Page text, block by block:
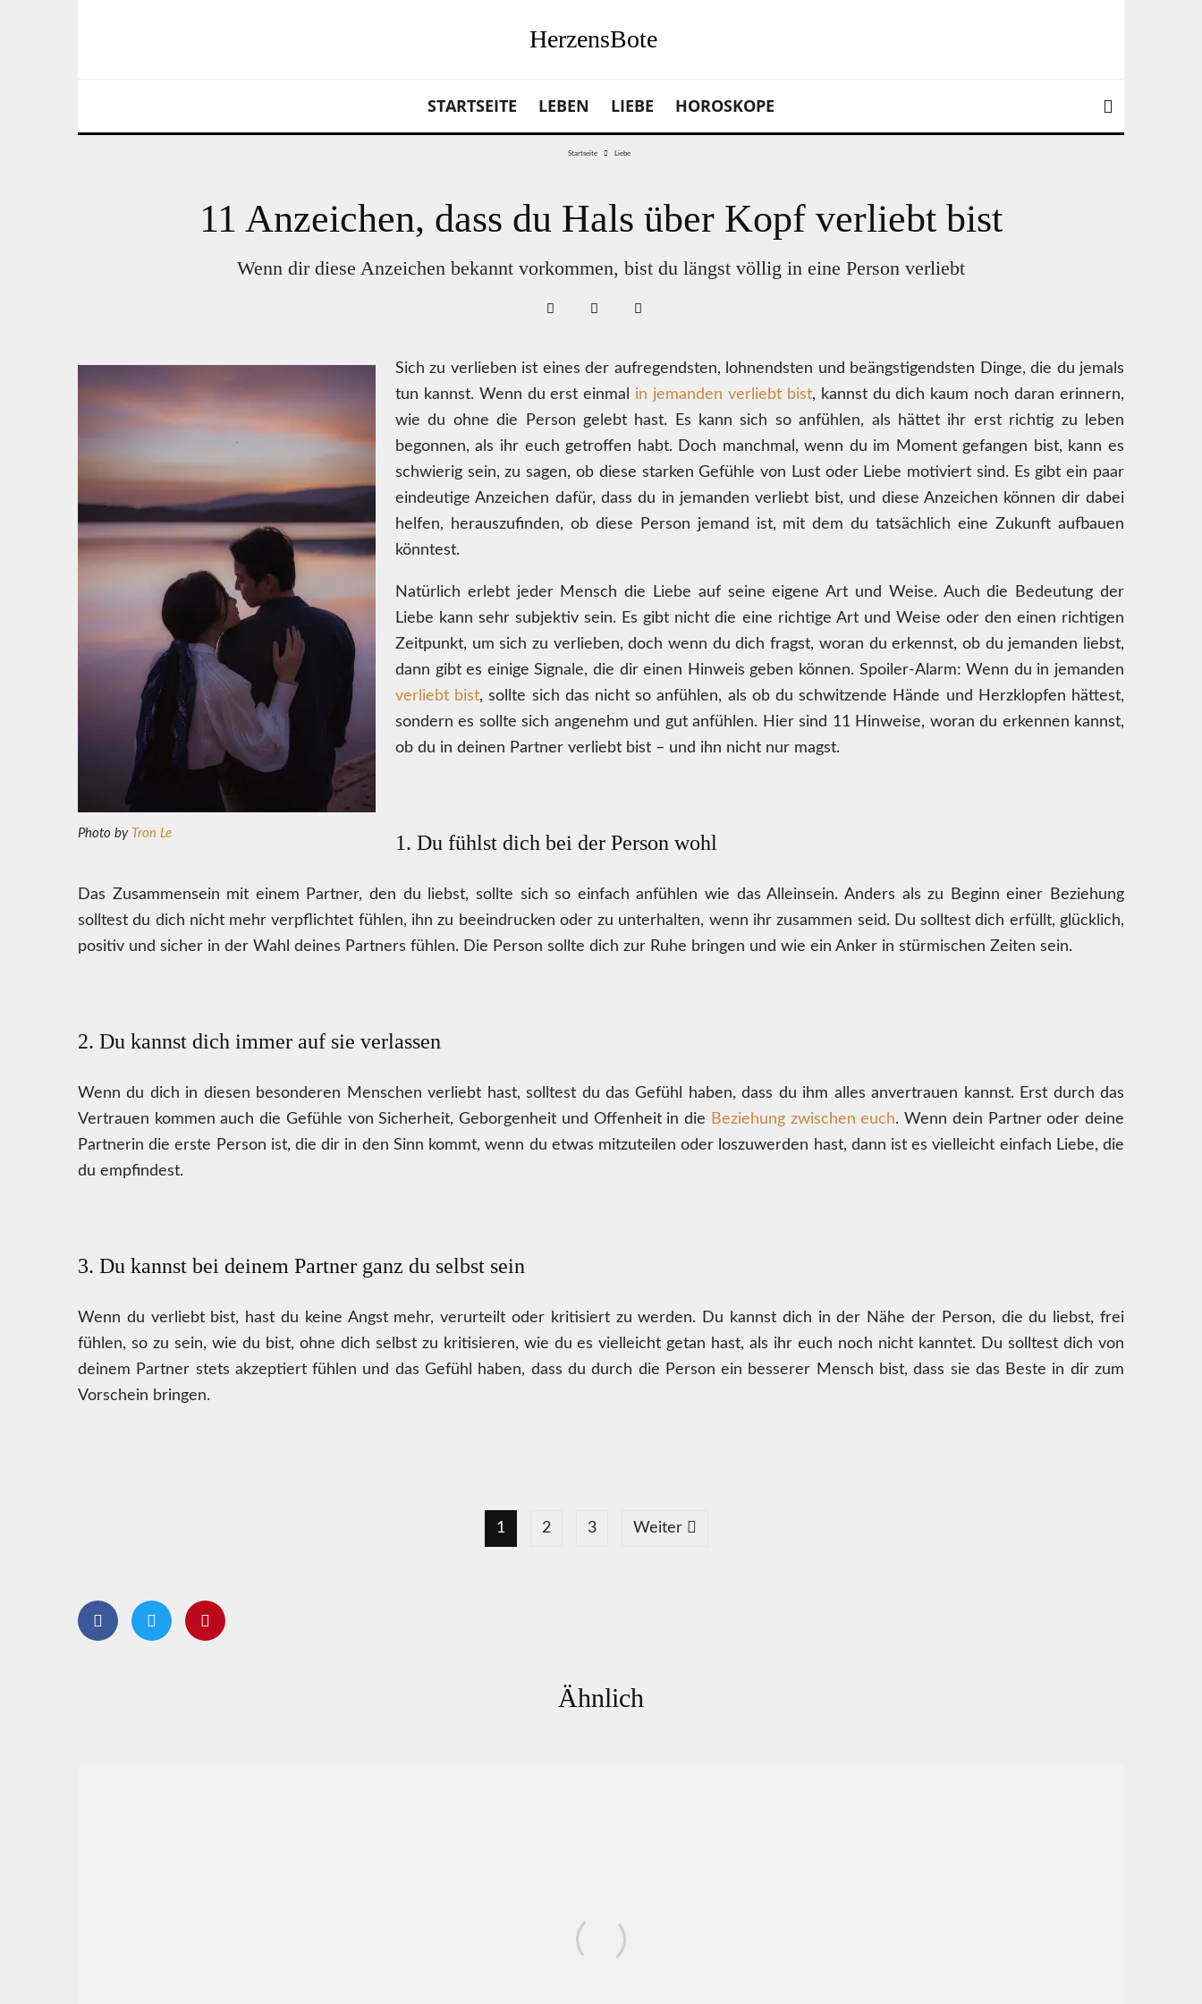
HerzensBote
STARTSEITE LEBEN LIEBE HOROSKOPE
Startseite Liebe
11 Anzeichen, dass du Hals über Kopf verliebt bist
Wenn dir diese Anzeichen bekannt vorkommen, bist du längst völlig in eine Person verliebt
Photo by Tron Le
Sich zu verlieben ist eines der aufregendsten, lohnendsten und beängstigendsten Dinge, die du jemals
tun kannst. Wenn du erst einmal in jemanden verliebt bist, kannst du dich kaum noch daran erinnern,
wie du ohne die Person gelebt hast. Es kann sich so anfühlen, als hättet ihr erst richtig zu leben
begonnen, als ihr euch getroffen habt. Doch manchmal, wenn du im Moment gefangen bist, kann es
schwierig sein, zu sagen, ob diese starken Gefühle von Lust oder Liebe motiviert sind. Es gibt ein paar
eindeutige Anzeichen dafür, dass du in jemanden verliebt bist, und diese Anzeichen können dir dabei
helfen, herauszufinden, ob diese Person jemand ist, mit dem du tatsächlich eine Zukunft aufbauen
könntest.
Natürlich erlebt jeder Mensch die Liebe auf seine eigene Art und Weise. Auch die Bedeutung der
Liebe kann sehr subjektiv sein. Es gibt nicht die eine richtige Art und Weise oder den einen richtigen
Zeitpunkt, um sich zu verlieben, doch wenn du dich fragst, woran du erkennst, ob du jemanden liebst,
dann gibt es einige Signale, die dir einen Hinweis geben können. Spoiler-Alarm: Wenn du in jemanden
verliebt bist, sollte sich das nicht so anfühlen, als ob du schwitzende Hände und Herzklopfen hättest,
sondern es sollte sich angenehm und gut anfühlen. Hier sind 11 Hinweise, woran du erkennen kannst,
ob du in deinen Partner verliebt bist – und ihn nicht nur magst.
1. Du fühlst dich bei der Person wohl
Das Zusammensein mit einem Partner, den du liebst, sollte sich so einfach anfühlen wie das Alleinsein. Anders als zu Beginn einer Beziehung
solltest du dich nicht mehr verpflichtet fühlen, ihn zu beeindrucken oder zu unterhalten, wenn ihr zusammen seid. Du solltest dich erfüllt, glücklich,
positiv und sicher in der Wahl deines Partners fühlen. Die Person sollte dich zur Ruhe bringen und wie ein Anker in stürmischen Zeiten sein.
2. Du kannst dich immer auf sie verlassen
Wenn du dich in diesen besonderen Menschen verliebt hast, solltest du das Gefühl haben, dass du ihm alles anvertrauen kannst. Erst durch das
Vertrauen kommen auch die Gefühle von Sicherheit, Geborgenheit und Offenheit in die Beziehung zwischen euch. Wenn dein Partner oder deine
Partnerin die erste Person ist, die dir in den Sinn kommt, wenn du etwas mitzuteilen oder loszuwerden hast, dann ist es vielleicht einfach Liebe, die
du empfindest.
3. Du kannst bei deinem Partner ganz du selbst sein
Wenn du verliebt bist, hast du keine Angst mehr, verurteilt oder kritisiert zu werden. Du kannst dich in der Nähe der Person, die du liebst, frei
fühlen, so zu sein, wie du bist, ohne dich selbst zu kritisieren, wie du es vielleicht getan hast, als ihr euch noch nicht kanntet. Du solltest dich von
deinem Partner stets akzeptiert fühlen und das Gefühl haben, dass du durch die Person ein besserer Mensch bist, dass sie das Beste in dir zum
Vorschein bringen.
1 2 3 Weiter
Ähnlich